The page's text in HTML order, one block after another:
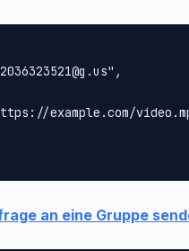
example.com/
an eine Gruppe